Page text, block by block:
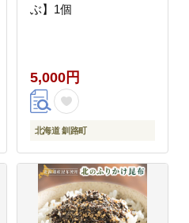
ぶ】1個
5,000円
北海道 釧路町